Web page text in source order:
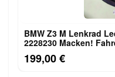
BMW Z3 M Lenkrad
2228230 Macken!
199,00 €